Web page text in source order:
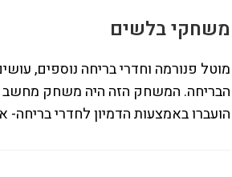
משחקי בלשים
מוטל פנורמה וחדרי בריחה נוספים,
הבריחה. המשחק הזה היה משחק מחשב
הועברו באמצעות הדמיון לחדרי בריחה-